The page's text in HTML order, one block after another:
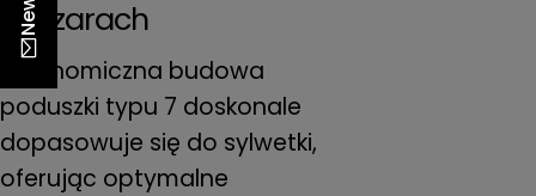
obszarach
Ergonomiczna budowa
poduszki typu 7 doskonale
dopasowuje się do sylwetki,
oferując optymalne